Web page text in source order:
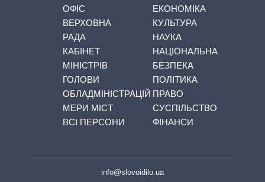
ОФІС
ВЕРХОВНА
РАДА
КАБІНЕТ
МІНІСТРІВ
ГОЛОВИ
ОБЛАДМІНІСТРАЦІЙ
МЕРИ МІСТ
ВСІ ПЕРСОНИ
ЕКОНОМІКА
КУЛЬТУРА
НАУКА
НАЦІОНАЛЬНА
БЕЗПЕКА
ПОЛІТИКА
ПРАВО
СУСПІЛЬСТВО
ФІНАНСИ
info@slovoidilo.ua